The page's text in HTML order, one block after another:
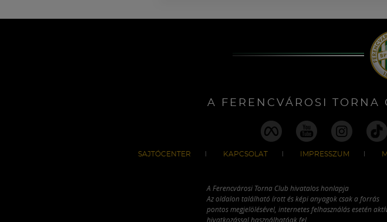
A FERENCVÁROSI
SAJTÓCENTER KAPCSOLAT IMPRESSZUM
A Ferencvárosi Torna Club hivatalos honlapja
Az oldalon található írott és képi anyagok csak a forrás
pontos megjelölésével, internetes felhasználás esetén
hivatkozással használhatóak fel.